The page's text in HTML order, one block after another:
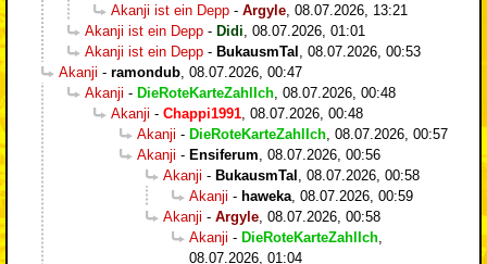
Akanji ist ein Depp - Argyle 08.07.2026, 13:21
Akanji ist ein Depp - Didi 08.07.2026, 01:01
Akanji ist ein Depp - BukausmTal
08.07.2026, 00:53
Akanji - ramondub 08.07.2026, 00:47
Akanji - DieRoteKarteZahlIch 08.07.2026, 00:48
Akanji - Chappi1991 08.07.2026, 00:48
Akanji - DieRoteKarteZahlIch 08.07.2026, 00:57
Akanji - Ensiferum 08.07.2026, 00:56
Akanji - BukausmTal
08.07.2026, 00:58
Akanji - haweka 08.07.2026, 00:59
Akanji - Argyle 08.07.2026, 00:58
Akanji - DieRoteKarteZahlIch
08.07.2026, 01:04